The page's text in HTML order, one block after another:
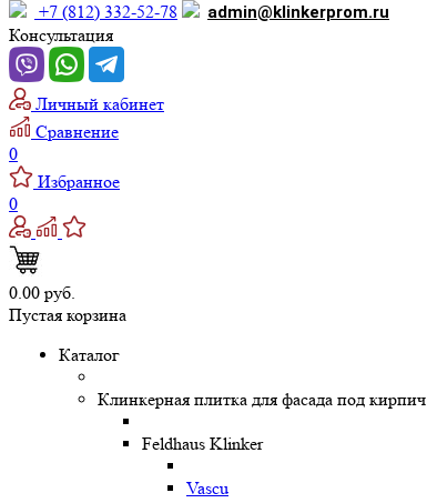
+7 (812) 332-52-78
admin@klinkerprom.ru
Консультация
Личный кабинет
Сравнение
0
Избранное
0
0.00 руб.
Пустая корзина
Каталог
Клинкерная плитка для фасада под кирпич
Feldhaus Klinker
Vascu